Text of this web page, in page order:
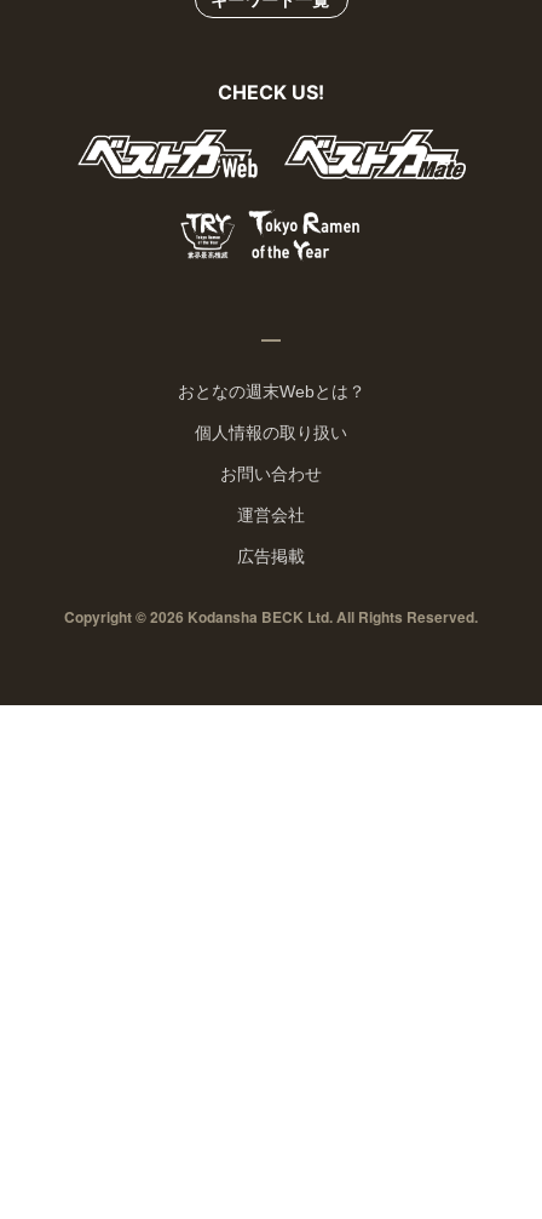
CHECK US!
おとなの週末Webとは？
個人情報の取り扱い
お問い合わせ
運営会社
広告掲載
Copyright © 2026 Kodansha BECK Ltd. All Rights Reserved.